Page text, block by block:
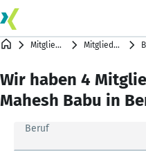
Mitgliederverzeichnis Mitglieder nach Städten
Wir haben 4
Mahesh Babu in
Beruf